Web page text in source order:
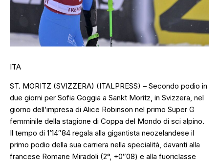
ITA
ST. MORITZ (SVIZZERA) (ITALPRESS) – Secondo podio in
due giorni per Sofia Goggia a Sankt Moritz, in Svizzera, nel
giorno dell’impresa di Alice Robinson nel primo Super G
femminile della stagione di Coppa del Mondo di sci alpino.
Il tempo di 1’14″84 regala alla gigantista neozelandese il
primo podio della sua carriera nella specialità, davanti alla
francese Romane Miradoli (2°, +0″08) e alla fuoriclasse